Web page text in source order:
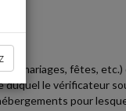
(mariages, fêtes,
le vérificateur
pour